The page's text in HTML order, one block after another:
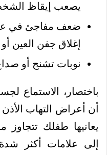
يصعب إيقاظ
ضعف مفاجئ في
إغلاق جفن العين
نوبات تشنج أو
باختصار، الاستماع
أن أعراض التهاب
يعانيها طفلك تتجاوز
إلى علامات أكثر